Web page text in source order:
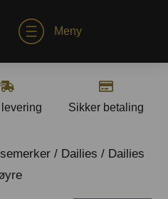
Meny
Sikker betaling
/ Dailies / Dailies